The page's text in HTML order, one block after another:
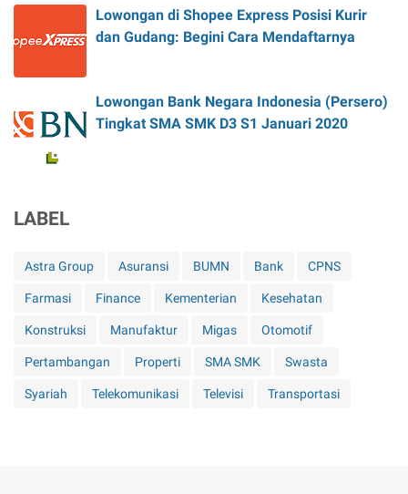
Lowongan di Shopee Express Posisi Kurir
dan Gudang: Begini Cara Mendaftarnya
Lowongan Bank Negara Indonesia (Persero)
Tingkat SMA SMK D3 S1 Januari 2020
LABEL
Astra Group Asuransi BUMN Bank CPNS
Farmasi Finance Kementerian Kesehatan
Konstruksi Manufaktur Migas Otomotif
Pertambangan Properti SMA SMK Swasta
Syariah Telekomunikasi Televisi Transportasi